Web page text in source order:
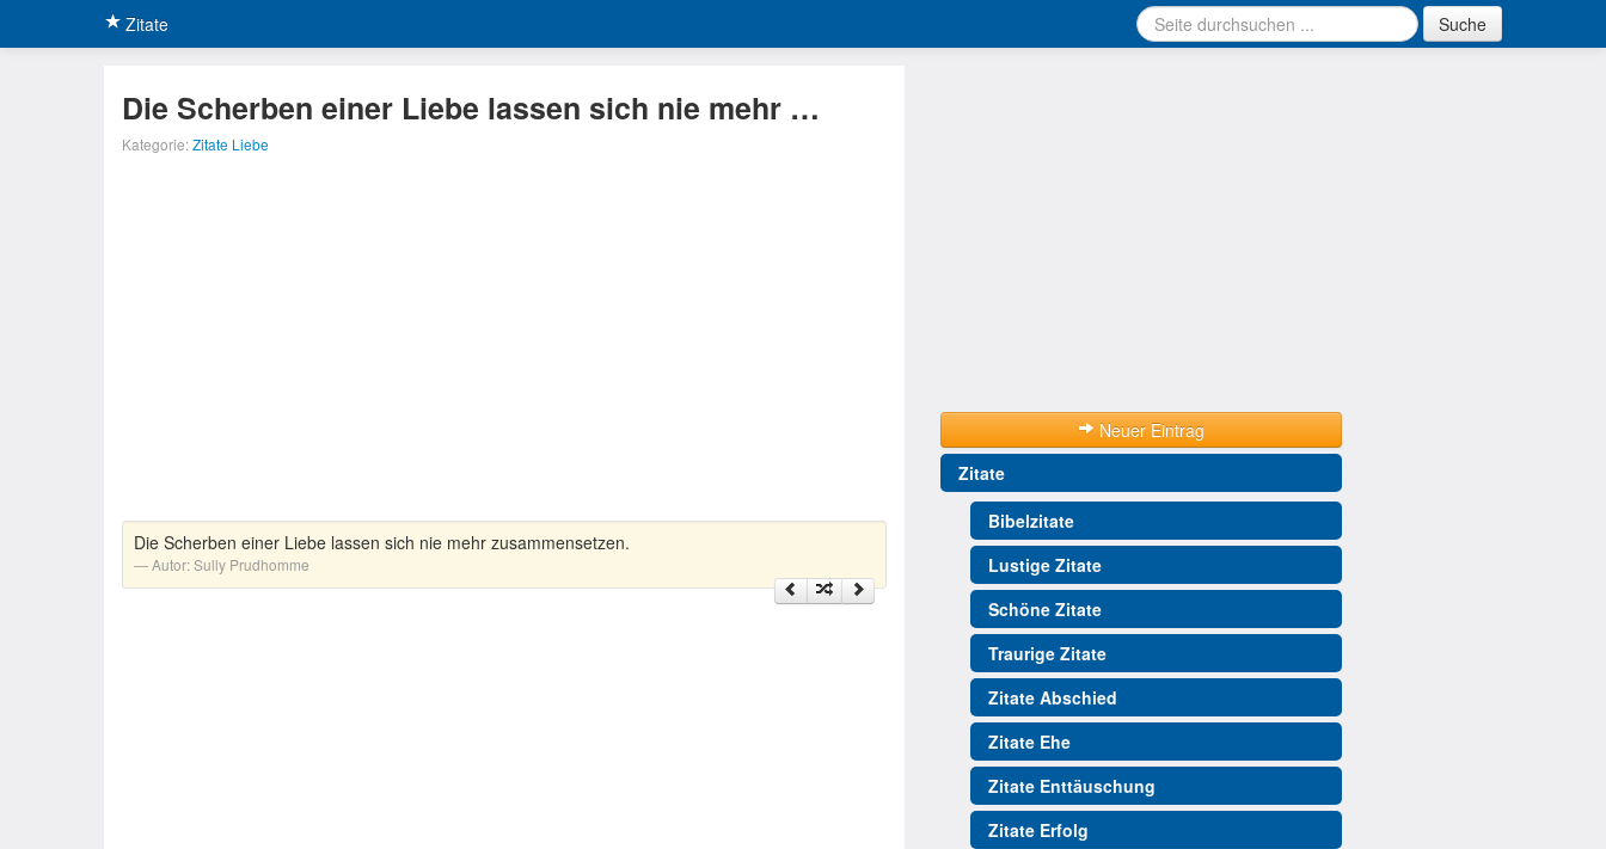
Zitate Suche
Die Scherben einer Liebe lassen sich nie mehr …
Kategorie:Zitate Liebe
Die Scherben einer Liebe lassen sich nie mehr zusammensetzen.
Autor:Sully Prudhomme
Neuer Eintrag
Zitate
Bibelzitate
Lustige Zitate
Schöne Zitate
Traurige Zitate
Zitate Abschied
Zitate Ehe
Zitate Enttäuschung
Zitate Erfolg